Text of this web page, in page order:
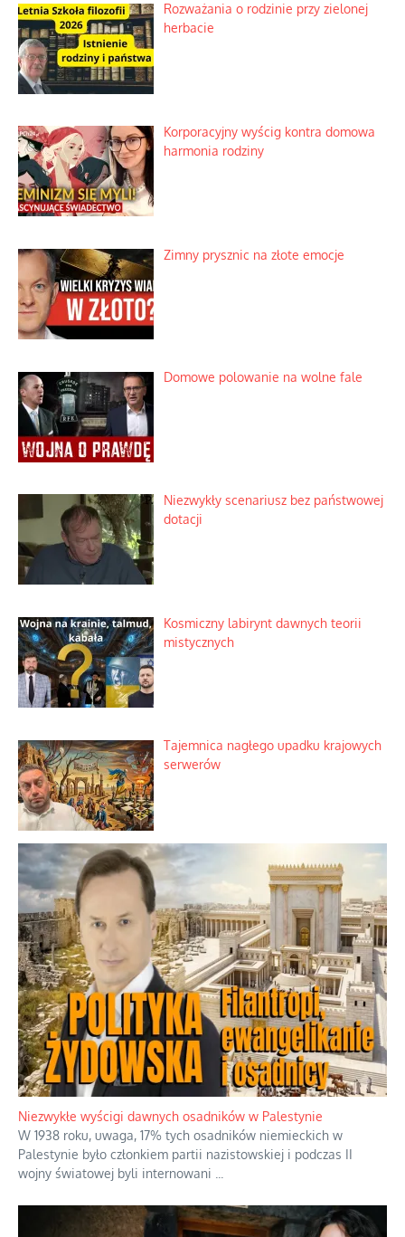
Rozważania o rodzinie przy zielonej
herbacie
Korporacyjny wyścig kontra domowa
harmonia rodziny
Zimny prysznic na złote emocje
Domowe polowanie na wolne fale
Niezwykły scenariusz bez państwowej
dotacji
Kosmiczny labirynt dawnych teorii
mistycznych
Tajemnica nagłego upadku krajowych
serwerów
Niezwykłe wyścigi dawnych osadników w Palestynie
W 1938 roku, uwaga, 17% tych osadników niemieckich w
Palestynie było członkiem partii nazistowskiej i podczas II
wojny światowej byli internowani